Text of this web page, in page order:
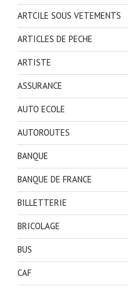
ARTCILE SOUS VETEMENTS
ARTICLES DE PECHE
ARTISTE
ASSURANCE
AUTO ECOLE
AUTOROUTES
BANQUE
BANQUE DE FRANCE
BILLETTERIE
BRICOLAGE
BUS
CAF